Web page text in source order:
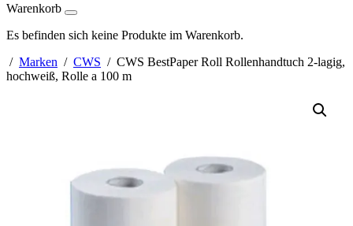
Warenkorb
Es befinden sich keine Produkte im Warenkorb.
/ Marken / CWS / CWS BestPaper Roll Rollenhandtuch 2-lagig,
hochweiß, Rolle a 100 m